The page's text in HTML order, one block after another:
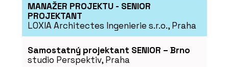
MANAŽER PROJEKTU - SENIOR
PROJEKTANT
LOXIA Architectes Ingenierie s.r.o., Praha
Samostatný projektant SENIOR – Brno
studio Perspektiv, Praha